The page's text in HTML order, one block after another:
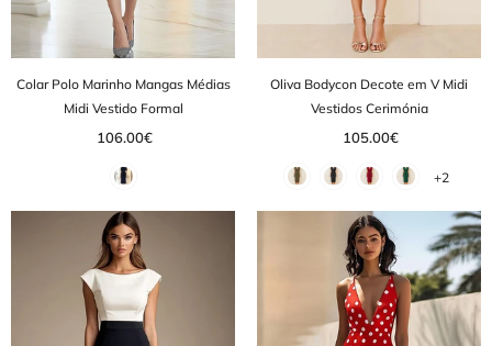
Colar Polo Marinho Mangas Médias
Midi Vestido Formal
106.00€
Oliva Bodycon Decote em V Midi
Vestidos Cerimónia
105.00€
+2